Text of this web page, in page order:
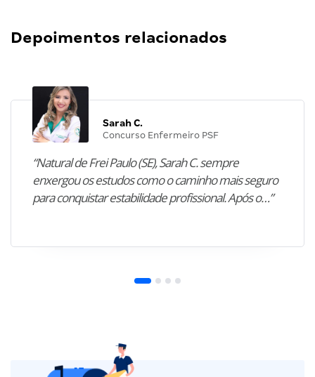
Depoimentos relacionados
Sarah C.
Concurso Enfermeiro PSF
“Natural de Frei Paulo (SE), Sarah C. sempre
enxergou os estudos como o caminho mais seguro
para conquistar estabilidade profissional. Após o…”